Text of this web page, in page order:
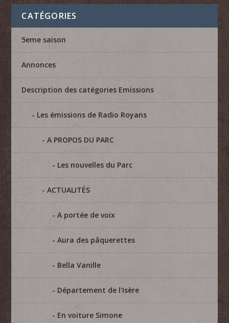
CATÉGORIES
5eme saison
Annonces
Description des catégories Emissions
Les émissions de Radio Royans
A PROPOS DU PARC
Les nouvelles du Parc
ACTUALITÉS
A portée de voix
Aura des pâquerettes
Bella Vanille
Département de l'Isère
En voiture Simone